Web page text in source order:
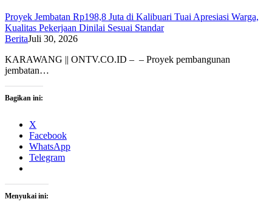
Proyek Jembatan Rp198,8 Juta di Kalibuari Tuai Apresiasi Warga,
Kualitas Pekerjaan Dinilai Sesuai Standar
BeritaJuli 30, 2026
KARAWANG || ONTV.CO.ID – – Proyek pembangunan
jembatan…
Bagikan ini:
X
Facebook
WhatsApp
Telegram
Menyukai ini: